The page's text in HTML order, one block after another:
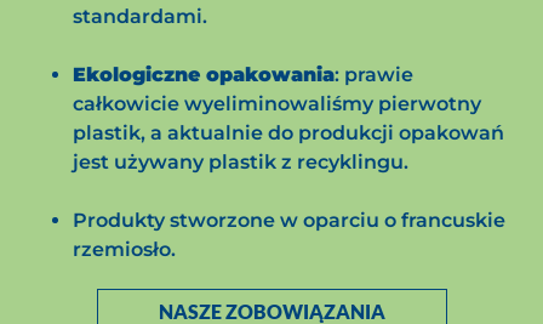
standardami.
Ekologiczne opakowania: prawie
całkowicie wyeliminowaliśmy pierwotny
plastik, a aktualnie do produkcji opakowań
jest używany plastik z recyklingu.
Produkty stworzone w oparciu o francuskie
rzemiosło.
NASZE ZOBOWIĄZANIA